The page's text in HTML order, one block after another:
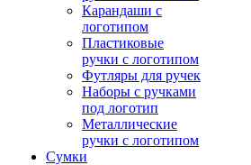
Карандаши с
логотипом
Пластиковые
ручки с логотипом
Футляры для ручек
Наборы с ручками
под логотип
Металлические
ручки с логотипом
Сумки